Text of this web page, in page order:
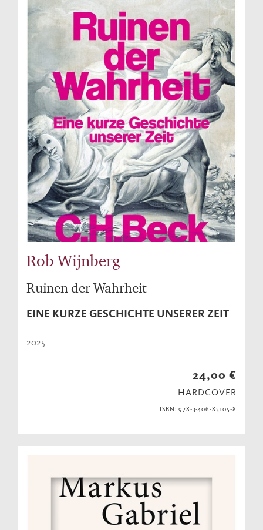
Rob Wijnberg
Ruinen der Wahrheit
EINE KURZE GESCHICHTE UNSERER ZEIT
2025
24,00 €
HARDCOVER
ISBN: 978-3-406-83105-8